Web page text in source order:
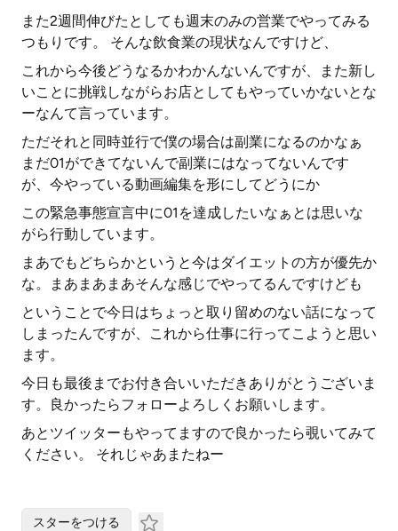
また2週間伸びたとしても週末のみの営業でやってみる
つもりです。 そんな飲食業の現状なんですけど、
これから今後どうなるかわかんないんですが、また新し
いことに挑戦しながらお店としてもやっていかないとな
ーなんて言っています。
ただそれと同時並行で僕の場合は副業になるのかなぁ
まだ01ができてないんで副業にはなってないんです
が、今やっている動画編集を形にしてどうにか
この緊急事態宣言中に01を達成したいなぁとは思いな
がら行動しています。
まあでもどちらかというと今はダイエットの方が優先か
な。まあまあまあそんな感じでやってるんですけども
ということで今日はちょっと取り留めのない話になって
しまったんですが、これから仕事に行ってこようと思い
ます。
今日も最後までお付き合いいただきありがとうございま
す。良かったらフォローよろしくお願いします。
あとツイッターもやってますので良かったら覗いてみて
ください。 それじゃあまたねー
スターをつける